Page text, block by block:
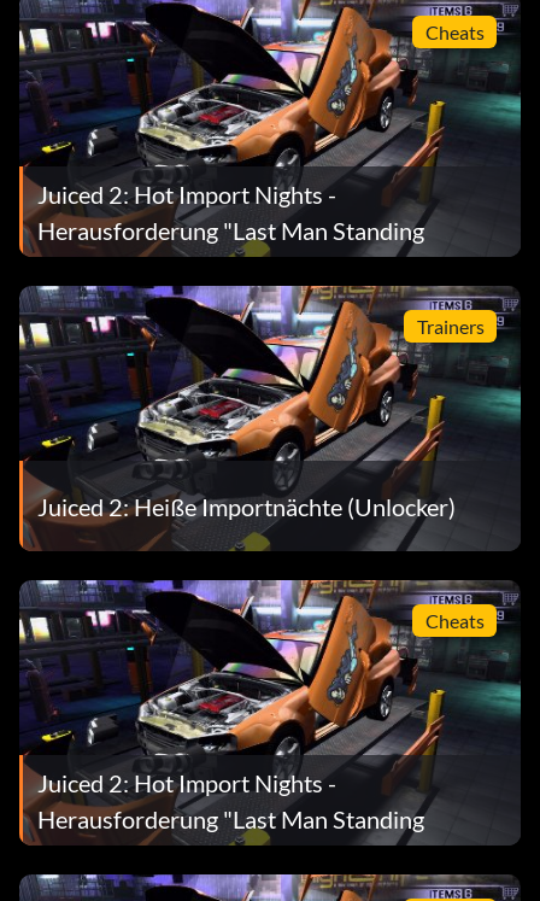
Cheats
Juiced 2: Hot Import Nights -
Herausforderung "Last Man Standing
Trainers
Juiced 2: Heiße Importnächte (Unlocker)
Cheats
Juiced 2: Hot Import Nights -
Herausforderung "Last Man Standing